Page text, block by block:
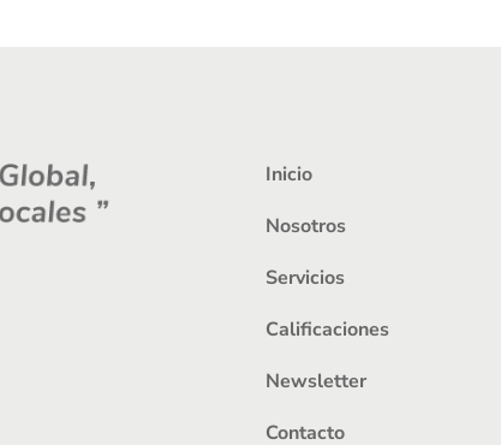
Inicio
Nosotros
Servicios
Calificaciones
Newsletter
Contacto